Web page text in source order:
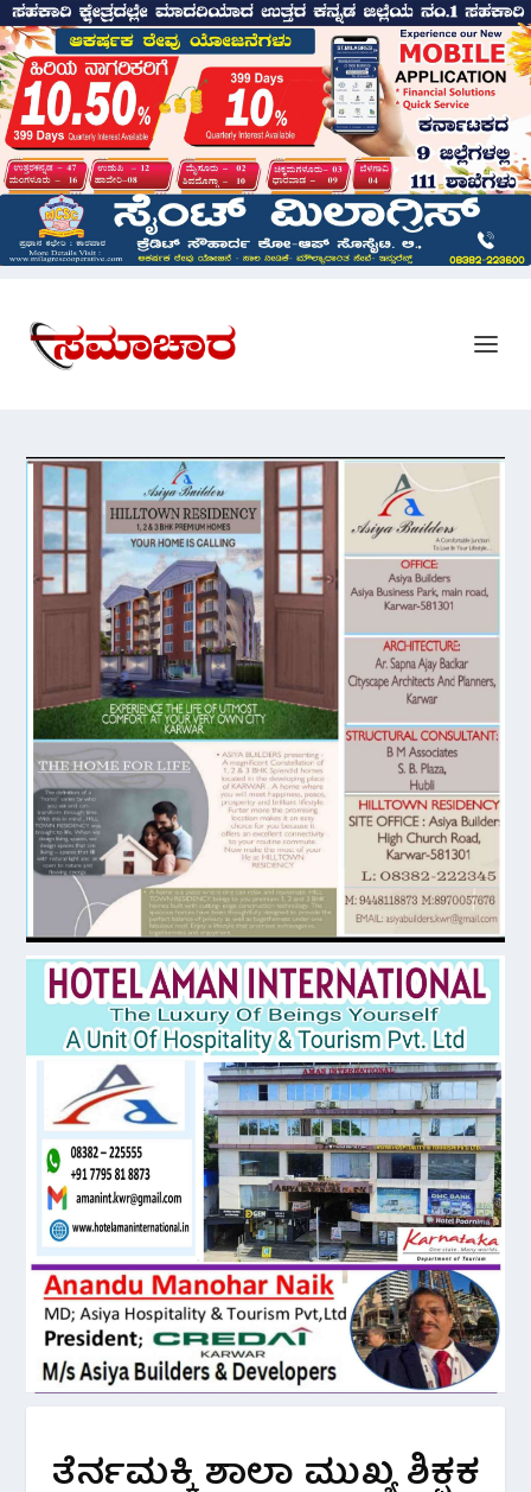
ತೆರ್ನಮಕ್ಕಿ ಶಾಲಾ ಮುಖ್ಯ ಶಿಕ್ಷಕ